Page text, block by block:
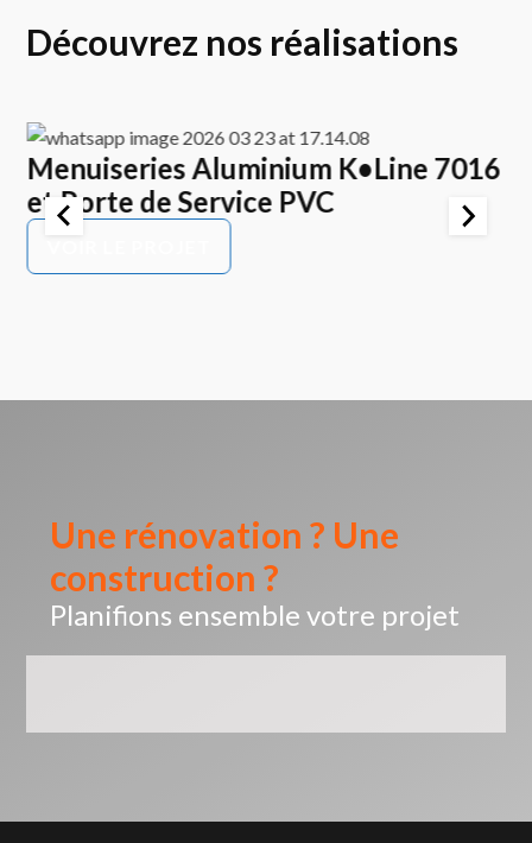
Découvrez nos réalisations
Menuiseries Aluminium K•Line 7016
et Porte de Service PVC
Une rénovation ? Une
construction ?
Planifions ensemble votre projet